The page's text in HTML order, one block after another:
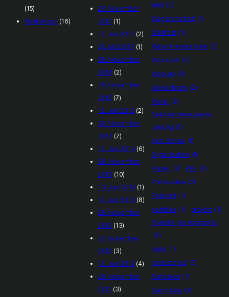
(15)
Workshops (16)
27. November
2017 (1)
12. Juni 2017 (2)
20. Mai 2017 (1)
28. November
2016 (2)
28. November
2015 (7)
12. Juni 2015 (2)
28. November
2014 (7)
12. Juni 2014(6)
28. November
2013 (10)
13. Juni 2013 (1)
12. Juni 2013 (8)
28. November
2012 (13)
27. November
2012 (3)
12. Juni 2012 (4)
28. November
2011 (3)
Welt (2)
Magisterarbeit (1)
Manifest (1)
Maschinensprache (2)
Microsoft (2)
Mockup (2)
Monochrom (2)
Musik (2)
Naturkundemuseum
Leipzig (2)
Non-Sense (1)
Organisation (1)
Papier (2) PDF (1)
Philosophie (2)
Polaroid (1)
portfolio (1) projekt (1)
Pseudo-pornographic
(1)
reise (1)
remastered (5)
Rumänien (1)
Sammlung (2)